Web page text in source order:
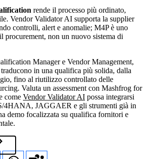
rende il processo più ordinato,
Vendor Validator AI supporta la supplier
controlli, alert e anomalie; M4P è uno
procurement, non un nuovo sistema di
Manager e Vendor Management,
in una qualifica più solida, dalla
fino al riutilizzo controllato delle
Valuta un assessment con Mashfrog for
come Vendor Validator AI possa integrarsi
4HANA, JAGGAER e gli strumenti già in
demo focalizzata su qualifica fornitori e